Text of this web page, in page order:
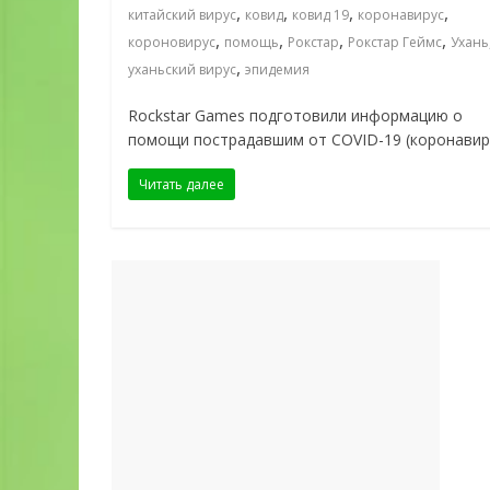
китайский вирус, ковид, ковид 19, коронавирус,
короновирус, помощь, Рокстар, Рокстар Геймс, Ухань
уханьский вирус, эпидемия
Rockstar Games подготовили информацию о
помощи пострадавшим от COVID-19
Читать далее